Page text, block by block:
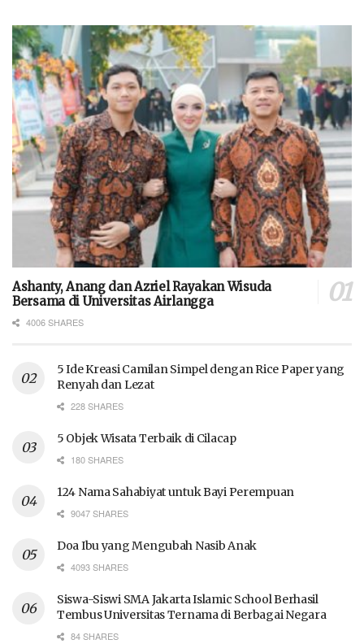
Ashanty, Anang dan Azriel Rayakan Wisuda
Bersama di Universitas Airlangga
4006 SHARES
5 Ide Kreasi Camilan Simpel dengan Rice Paper yang
Renyah dan Lezat
228 SHARES
5 Objek Wisata Terbaik di Cilacap
180 SHARES
124 Nama Sahabiyat untuk Bayi Perempuan
9047 SHARES
Doa Ibu yang Mengubah Nasib Anak
4093 SHARES
Siswa-Siswi SMA Jakarta Islamic School Berhasil
Tembus Universitas Ternama di Berbagai Negara
84 SHARES